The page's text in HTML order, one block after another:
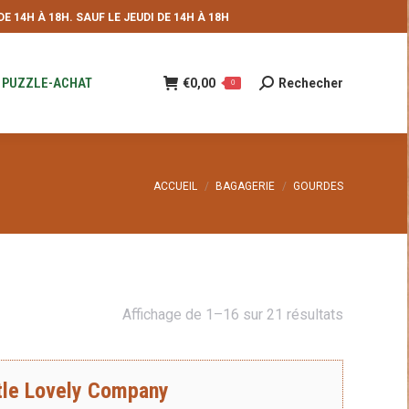
14H À 18H. SAUF LE JEUDI DE 14H À 18H
PUZZLE-ACHAT €0,00 0
Recherche
Rechecher
Vous êtes ici :
ACCUEIL BAGAGERIE GOURDES
Affichage de 1–16 sur 21 résultats
plus
récent
Lovely Company
: